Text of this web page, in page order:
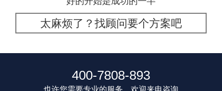
太麻烦了？找顾问要个方案吧
400-7808-893